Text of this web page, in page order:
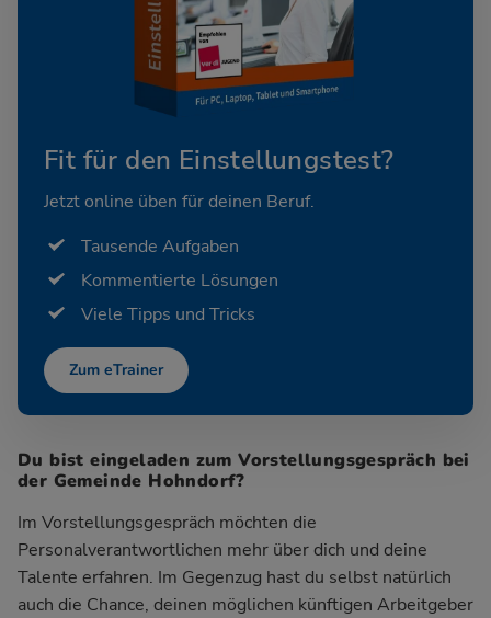
Fit für den Einstellungstest?
Jetzt online üben für deinen Beruf.
Tausende Aufgaben
Kommentierte Lösungen
Viele Tipps und Tricks
Zum eTrainer
Du bist eingeladen zum Vorstellungsgespräch bei
der Gemeinde Hohndorf?
Im Vorstellungsgespräch möchten die
Personalverantwortlichen mehr über dich und deine
Talente erfahren. Im Gegenzug hast du selbst natürlich
auch die Chance, deinen möglichen künftigen Arbeitgeber